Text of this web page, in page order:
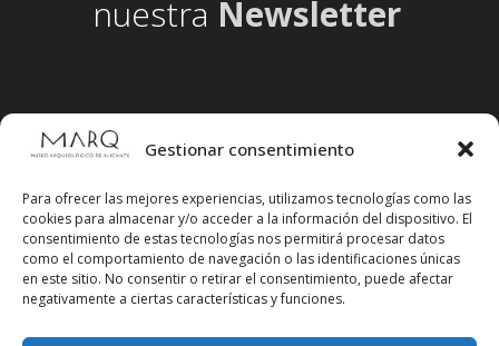
Gestionar consentimiento
Para ofrecer las mejores experiencias, utilizamos tecnologías como las
cookies para almacenar y/o acceder a la información del dispositivo. El
consentimiento de estas tecnologías nos permitirá procesar datos
como el comportamiento de navegación o las identificaciones únicas
en este sitio. No consentir o retirar el consentimiento, puede afectar
negativamente a ciertas características y funciones.
nuestra Newsletter